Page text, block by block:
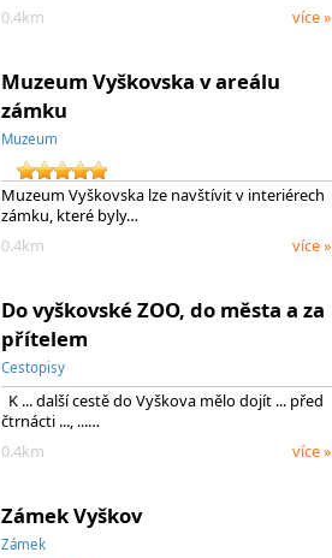
0.4km
více »
Muzeum Vyškovska v areálu
zámku
Muzeum
Muzeum Vyškovska lze navštívit v interiérech
zámku, které byly…
0.4km
více »
Do vyškovské ZOO, do města a za
přítelem
Cestopisy
K ... další cestě do Vyškova mělo dojít ... před
čtrnácti ..., ...…
0.4km
více »
Zámek Vyškov
Zámek